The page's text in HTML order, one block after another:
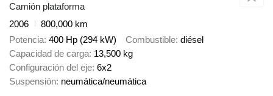
Camión plataforma
2006
800,000 km
Potencia 400 Hp (294 kW) Combustible diésel
Capacidad de carga 13,500 kg
Configuración del eje 6x2
Suspensión neumática/neumática